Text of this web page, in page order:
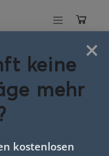
×
keine
mehr
kostenlosen